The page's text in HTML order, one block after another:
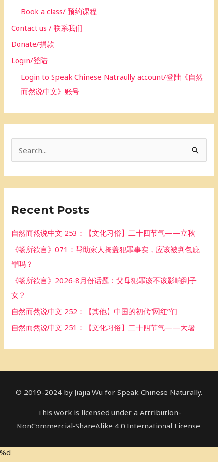
Book a class/ 预约课程
Contact us / 联系我们
Donate/捐款
Login/登陆
Login to Speak Chinese Natraully account/登陆《自然
而然说中文》账号
c
f
r
Recent Posts
自然而然说中文 253：【文化习俗】二十四节气——立秋
《畅所欲言》071：帮助家人掩盖犯罪事实，应该被判包庇
罪吗？
《畅所欲言》2026-8月份话题：父母犯罪该不该影响到子
女？
自然而然说中文 252：【其他】中国的初代“网红”们
自然而然说中文 251：【文化习俗】二十四节气——大暑
© 2019-2024 by Jiajia Wu for Speak Chinese Naturally.
This work is licensed under a Attribution-
NonCommercial-ShareAlike 4.0 International License.
%d